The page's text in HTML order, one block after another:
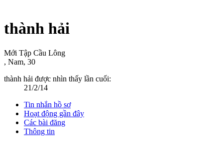
thành hải
Mới Tập Cầu Lông
, Nam, 30
thành hải được nhìn thấy lần cuối:
21/2/14
Tin nhắn hồ sơ
Hoạt động gần đây
Các bài đăng
Thông tin